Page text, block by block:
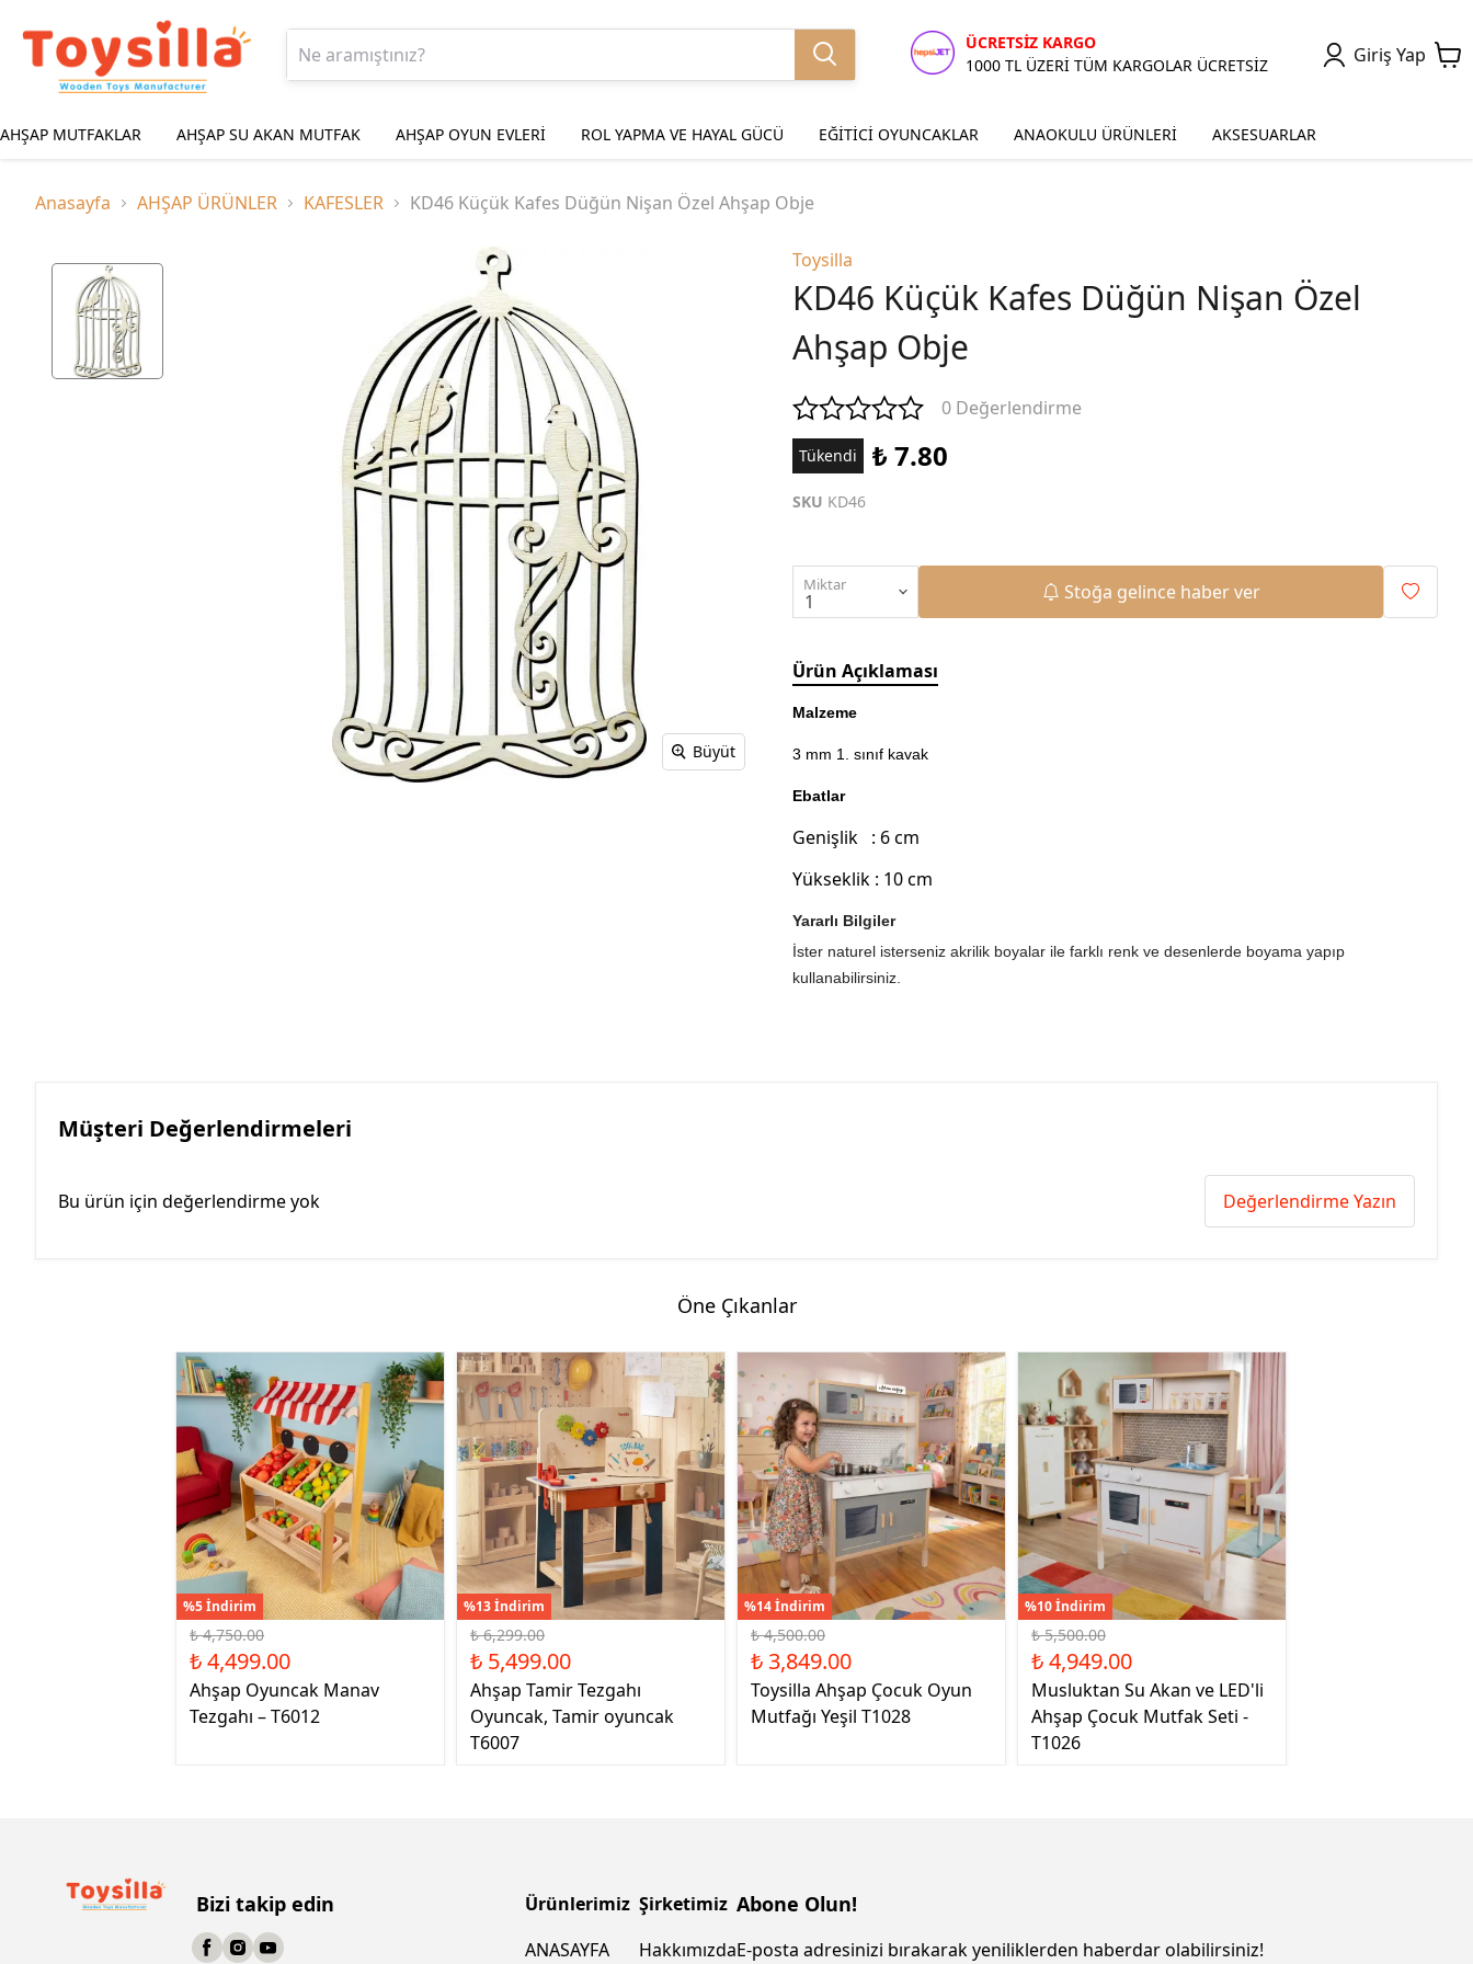
ÜCRETSİZ KARGO
1000 TL ÜZERİ TÜM KARGOLAR ÜCRETSİZ
Giriş Yap
AHŞAP MUTFAKLAR AHŞAP SU AKAN MUTFAK AHŞAP OYUN EVLERİ ROL YAPMA VE HAYAL GÜCÜ EĞİTİCİ OYUNCAKLAR ANAOKULU ÜRÜNLERİ AKSESUARLAR
Anasayfa AHŞAP ÜRÜNLER KAFESLER KD46 Küçük Kafes Düğün Nişan Özel Ahşap Obje
Büyüt
Toysilla
KD46 Küçük Kafes Düğün Nişan Özel
Ahşap Obje
0 Değerlendirme
Tükendi ₺ 7.80
SKU KD46
Miktar Stoğa gelince haber ver
Ürün Açıklaması
Malzeme
3 mm 1. sınıf kavak
Ebatlar
Genişlik : 6 cm
Yükseklik : 10 cm
Yararlı Bilgiler
İster naturel isterseniz akrilik boyalar ile farklı renk ve desenlerde boyama yapıp
kullanabilirsiniz.
Müşteri Değerlendirmeleri
Bu ürün için değerlendirme yok Değerlendirme Yazın
Öne Çıkanlar
%5 İndirim
₺ 4,750.00
₺ 4,499.00
Ahşap Oyuncak Manav
Tezgahı – T6012
%13 İndirim
₺ 6,299.00
₺ 5,499.00
Ahşap Tamir Tezgahı
Oyuncak, Tamir oyuncak
T6007
%14 İndirim
₺ 4,500.00
₺ 3,849.00
Toysilla Ahşap Çocuk Oyun
Mutfağı Yeşil T1028
%10 İndirim
₺ 5,500.00
₺ 4,949.00
Musluktan Su Akan ve LED'li
Ahşap Çocuk Mutfak Seti -
T1026
Bizi takip edin
Ürünlerimiz
ANASAYFA
Şirketimiz
Hakkımızda
Abone Olun!
E-posta adresinizi bırakarak yeniliklerden haberdar olabilirsiniz!